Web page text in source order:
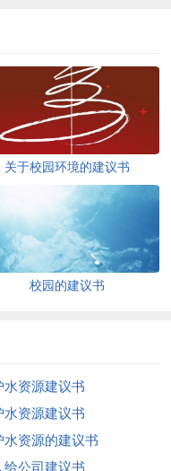
关于校园环境的建议书
校园的建议书
水资源建议书
水资源建议书
水资源的建议书
给公司建议书